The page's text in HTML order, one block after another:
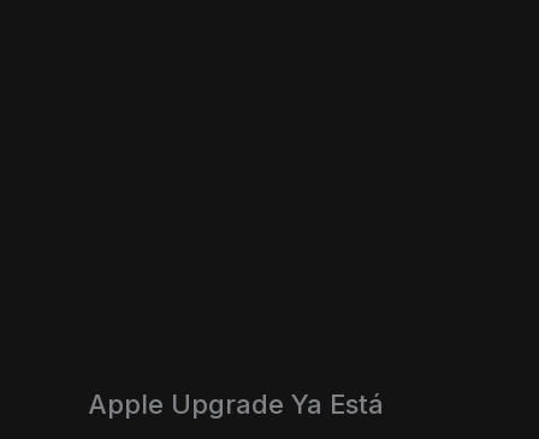
Apple Upgrade Ya Está